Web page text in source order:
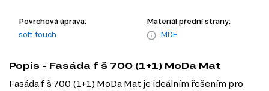
Povrchová úprava:
soft-touch
Materiál přední strany:
MDF
Popis - Fasáda f š 700 (1+1) MoDa Mat
Fasáda f š 700 (1+1) MoDa Mat je ideálním řešením pro